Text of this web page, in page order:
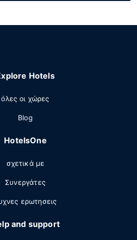
Hotels
όλες οι χώρες
Blog
HotelsOne
σχετικά με
Συνεργάτες
ερωτησεις
and support